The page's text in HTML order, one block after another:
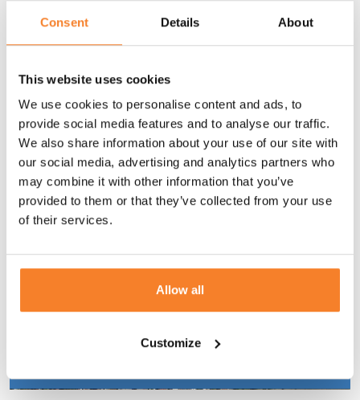
Consent Details About
This website uses cookies
We use cookies to personalise content and ads, to
provide social media features and to analyse our traffic.
We also share information about your use of our site with
our social media, advertising and analytics partners who
may combine it with other information that you’ve
provided to them or that they’ve collected from your use
of their services.
Allow all
Customize
poble on encara es respira el passat
mariner i on les platges i les cales
illes Medes. Si ets dels qui els agrada la
sorra, a la platja gran tens cinc
quilòmetres de sorra fina i poca
profunditat. Si prefereixes les cales de
roca, vés cap a cala Calella. Si vols una
mica de cada, descobreix cala Pedrosa,
amagada entre pins i roques. I si ets
amant del submarinisme i del busseig,
Medes, una de les millors reserves